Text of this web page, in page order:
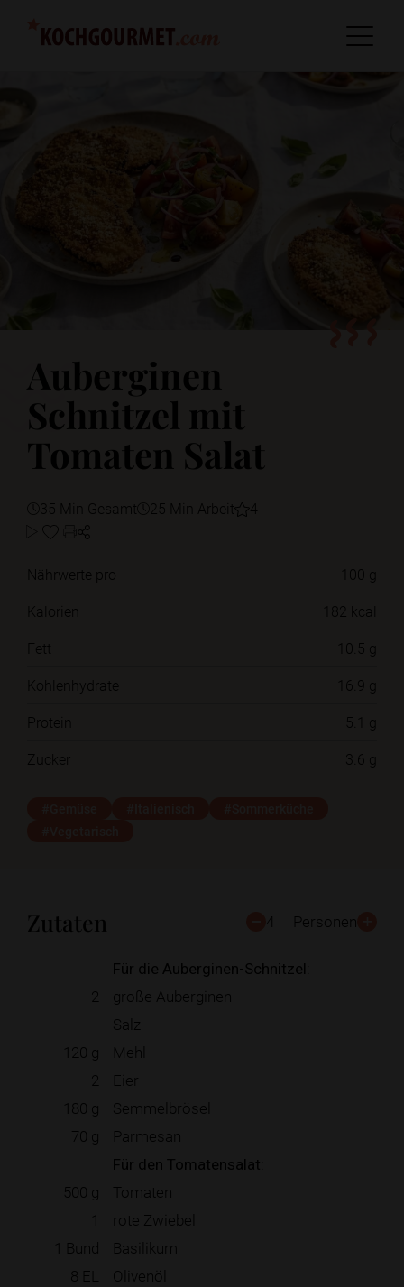
Auberginen
Schnitzel mit
Tomaten Salat
35 Min Gesamt 25 Min Arbeit 4
Nährwerte pro
100 g
Kalorien
182 kcal
Fett
10.5 g
Kohlenhydrate
16.9 g
Protein
5.1 g
Zucker
3.6 g
Zutaten 4 Personen
Für die Auberginen-Schnitzel:
2
große Auberginen
Salz
120 g
Mehl
2
Eier
180 g
Semmelbrösel
70 g Parmesan
Für den Tomatensalat:
500 g
Tomaten
1
rote Zwiebel
1 Bund
Basilikum
8 EL
Olivenöl